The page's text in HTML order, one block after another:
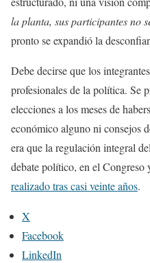
la planta, sus participantes no
pronto se expandió la
Debe decirse que los
profesionales de la política. Se
elecciones a los meses de
económico alguno ni consejos
era que la regulación integral
debate político, en el Congreso
realizado tras casi veinte años.
X
Facebook
LinkedIn